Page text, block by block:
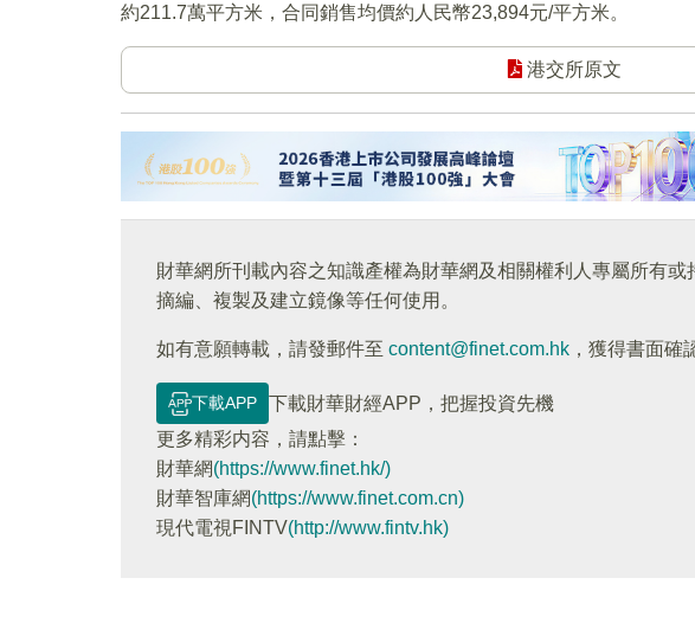
約211.7萬平方米，合同銷售均價約人民幣23,894元/平方米。
港交所原文
財華網所刊載內容之知識產權為財華網及相關權利人專屬所有或
摘編、複製及建立鏡像等任何使用。
如有意願轉載，請發郵件至 content@finet.com.hk ，獲得書面確
下載APP
下載財華財經APP，把握投資先機
更多精彩内容，請點擊：
財華網(https://www.finet.hk/)
財華智庫網(https://www.finet.com.cn)
現代電視FINTV(http://www.fintv.hk)